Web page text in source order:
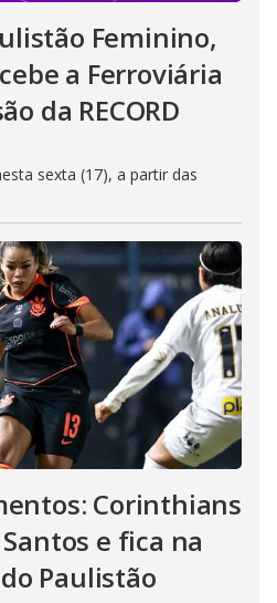
Feminino,
a Ferroviária
da RECORD
sexta (17), a partir das
Corinthians
e fica na
Paulistão